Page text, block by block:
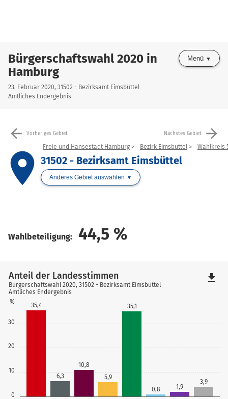
Bürgerschaftswahl 2020 in
Hamburg
23. Februar 2020, 31502 - Bezirksamt Eimsbüttel
Amtliches Endergebnis
Menü
arrow_back Vorheriges Gebiet Nächstes Gebiet arrow_forward
place
Freie und Hansestadt Hamburg Bezirk Eimsbüttel Wahlkreis
31502 - Bezirksamt Eimsbüttel
Anderes Gebiet auswählen
Wahlbeteiligung: 44,5 %
0
10
20
30
%
35,4
6,3
10,8
5,9
35,1
0,8 1,9
3,9
Anteil der Landesstimmen
Bürgerschaftswahl 2020, 31502 - Bezirksamt Eimsbüttel
Amtliches Endergebnis
file_download